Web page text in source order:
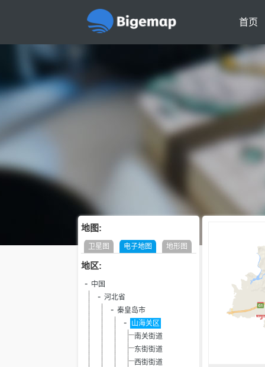
首页
地图:
卫星图 电子地图 地形图
地区:
中国
河北省
秦皇岛市
山海关区
南关街道
东街街道
西街街道